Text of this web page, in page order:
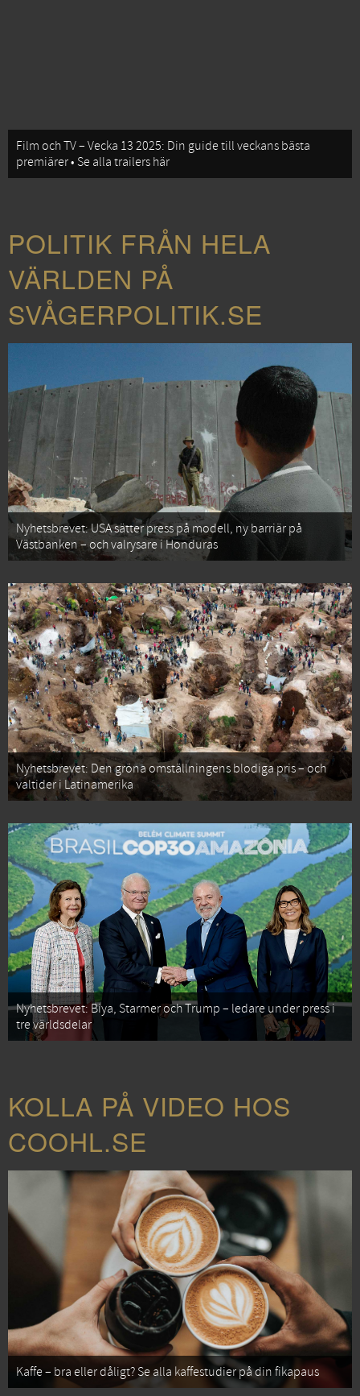
Film och TV – Vecka 13 2025: Din guide till veckans bästa
premiärer • Se alla trailers här
POLITIK FRÅN HELA
VÄRLDEN PÅ
SVÅGERPOLITIK.SE
Nyhetsbrevet: USA sätter press på modell, ny barriär på
Västbanken – och valrysare i Honduras
Nyhetsbrevet: Den gröna omställningens blodiga pris – och
valtider i Latinamerika
Nyhetsbrevet: Biya, Starmer och Trump – ledare under press i
tre världsdelar
KOLLA PÅ VIDEO HOS
COOHL.SE
Kaffe – bra eller dåligt? Se alla kaffestudier på din fikapaus